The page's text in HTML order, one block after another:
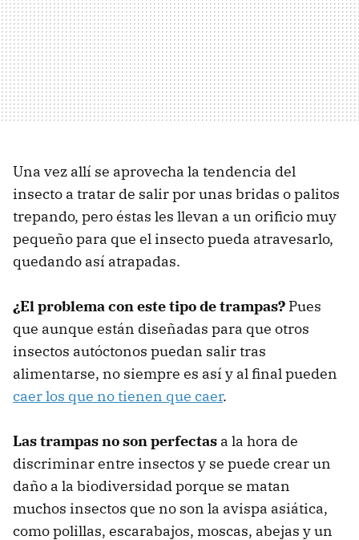
Una vez allí se aprovecha la tendencia del
insecto a tratar de salir por unas bridas o palitos
trepando, pero éstas les llevan a un orificio muy
pequeño para que el insecto pueda atravesarlo,
quedando así atrapadas.
¿El problema con este tipo de trampas? Pues
que aunque están diseñadas para que otros
insectos autóctonos puedan salir tras
alimentarse, no siempre es así y al final pueden
caer los que no tienen que caer.
Las trampas no son perfectas a la hora de
discriminar entre insectos y se puede crear un
daño a la biodiversidad porque se matan
muchos insectos que no son la avispa asiática,
como polillas, escarabajos, moscas, abejas y un